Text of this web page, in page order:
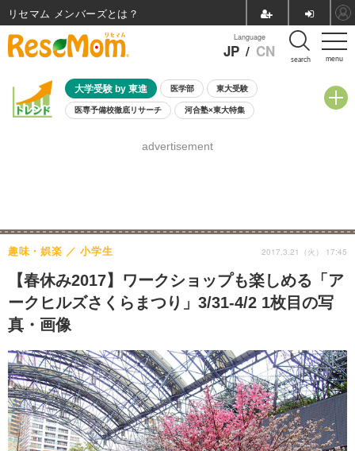
menu
Language
JP / CN search
大学受験 by 東進 医学部 東大受験
医専予備校徹底リサーチ 河合塾×東大特集
8月開催学校説明会・相談会
advertisement
【春休み2017】ワークショップも楽しめる「ア
ークヒルズさくらまつり」3/31-4/2 1枚目の写
真・画像
趣味・娯楽 小学生 2017.3.21（火） 17:45
リセマム メンバーズ